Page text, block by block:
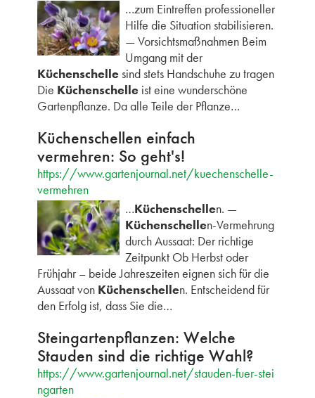
…zum Eintreffen professioneller
Hilfe die Situation stabilisieren.
— Vorsichtsmaßnahmen Beim
Umgang mit der
Küchenschellesind stets Handschuhe zu tragen
Die Küchenschelleist eine wunderschöne
Gartenpflanze. Da alle Teile der Pflanze…
Küchenschellen einfach
vermehren: So geht's!
https://www.gartenjournal.net/kuechenschelle-
vermehren
…Küchenschellen. —
Küchenschellen-Vermehrung
durch Aussaat: Der richtige
Zeitpunkt Ob Herbst oder
Frühjahr – beide Jahreszeiten eignen sich für die
Aussaat von Küchenschellen. Entscheidend für
den Erfolg ist, dass Sie die…
Steingartenpflanzen: Welche
Stauden sind die richtige Wahl?
https://www.gartenjournal.net/stauden-fuer-stei
ngarten